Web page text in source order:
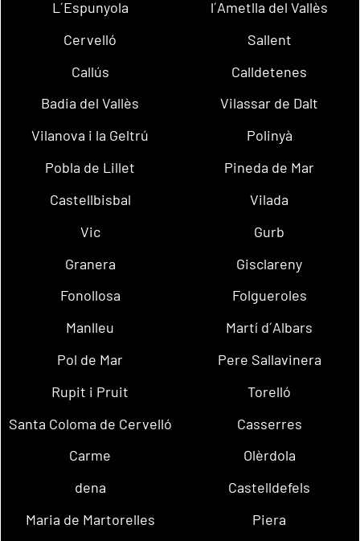
L´Espunyola
l´Ametlla del Vallès
Cervelló
Sallent
Callús
Calldetenes
Badia del Vallès
Vilassar de Dalt
Vilanova i la Geltrú
Polinyà
Pobla de Lillet
Pineda de Mar
Castellbisbal
Vilada
Vic
Gurb
Granera
Gisclareny
Fonollosa
Folgueroles
Manlleu
Martí d´Albars
Pol de Mar
Pere Sallavinera
Rupit i Pruit
Torelló
Santa Coloma de Cervelló
Casserres
Carme
Olèrdola
dena
Castelldefels
Maria de Martorelles
Piera